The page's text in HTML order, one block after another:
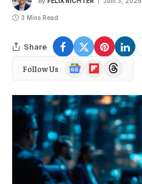
3 Mins Read
Share
Follow Us
Google
News
FlipboardThreads